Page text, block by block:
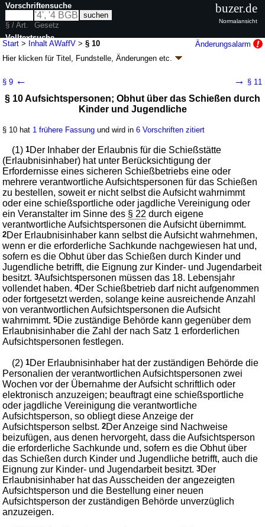
Start > Inhalt AWaffV >§ 10
Änderungsalarm
Hier klicken fürTitel, Fundstelle, Änderungen etc.
(AWaffV)
V. v. 27.10.2003BGBl. I S. 2123 ; zuletzt geändert durchArtikel 1V. v.
BGBl. 2025 I Nr. 162
12 weitere Fassungen | Drucksachen / Entwurf / Begründung
wird in 28 Vorschriften zitiert
Abschnitt 4 Benutzung von Schießstätten
§ 9 ← → § 11
§ 10 Aufsichtspersonen; Obhut über das Schießen durch
Kinder und Jugendliche
§ 10 hat 1 frühere Fassung und wird in6 Vorschriften zitiert
(1)1Der Inhaber der Erlaubnis für die Schießstätte
(Erlaubnisinhaber) hat unter Berücksichtigung der
Erfordernisse eines sicheren Schießbetriebs eine oder
mehrere verantwortliche Aufsichtspersonen für das Schießen
zu bestellen, soweit er nicht selbst die Aufsicht wahrnimmt
oder eine schießsportliche oder jagdliche Vereinigung oder
ein Veranstalter im Sinne des § 22 durch eigene
verantwortliche Aufsichtspersonen die Aufsicht übernimmt.
2Der Erlaubnisinhaber kann selbst die Aufsicht wahrnehmen,
wenn er die erforderliche Sachkunde nachgewiesen hat und,
sofern es die Obhut über das Schießen durch Kinder und
Jugendliche betrifft, die Eignung zur Kinder- und Jugendarbeit
besitzt.3Aufsichtspersonen müssen das 18. Lebensjahr
vollendet haben.4Der Schießbetrieb darf nicht aufgenommen
oder fortgesetzt werden, solange keine ausreichende Anzahl
von verantwortlichen Aufsichtspersonen die Aufsicht
wahrnimmt.5Die zuständige Behörde kann gegenüber dem
Erlaubnisinhaber die Zahl der nach Satz 1 erforderlichen
Aufsichtspersonen festlegen.
(2)1Der Erlaubnisinhaber hat der zuständigen Behörde die
Personalien der verantwortlichen Aufsichtspersonen zwei
Wochen vor der Übernahme der Aufsicht schriftlich oder
elektronisch anzuzeigen; beauftragt eine schießsportliche
oder jagdliche Vereinigung die verantwortliche
Aufsichtsperson, so obliegt diese Anzeige der
Aufsichtsperson selbst.2Der Anzeige sind Nachweise
beizufügen, aus denen hervorgeht, dass die Aufsichtsperson
die erforderliche Sachkunde und, sofern es die Obhut über
das Schießen durch Kinder und Jugendliche betrifft, auch die
Eignung zur Kinder- und Jugendarbeit besitzt.3Der
Erlaubnisinhaber hat das Ausscheiden der angezeigten
Aufsichtsperson und die Bestellung einer neuen
Aufsichtsperson der zuständigen Behörde unverzüglich
anzuzeigen.
Vorschriftensuche
§ / Art.
Gesetz
Volltextsuche
nur in AWaffV
buzer.de
Normalansicht